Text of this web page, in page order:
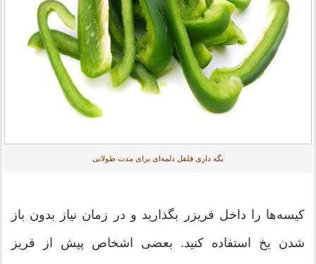
نگه داری فلفل دلمه‌ای برای مدت طولانی
کیسه‌ها را داخل فریزر بگذارید و در زمان نیاز بدون باز
شدن یخ استفاده کنید. بعضی اشخاص پیش از فریز